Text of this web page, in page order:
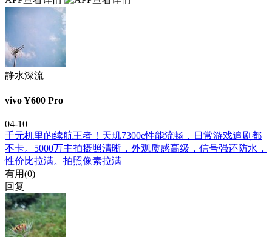
静水深流
vivo Y600 Pro
04-10
千元机里的续航王者！天玑7300e性能流畅，日常游戏追剧都
不卡。5000万主拍摄照清晰，外观质感高级，信号强还防水，
性价比拉满。拍照像素拉满
有用(0)
回复